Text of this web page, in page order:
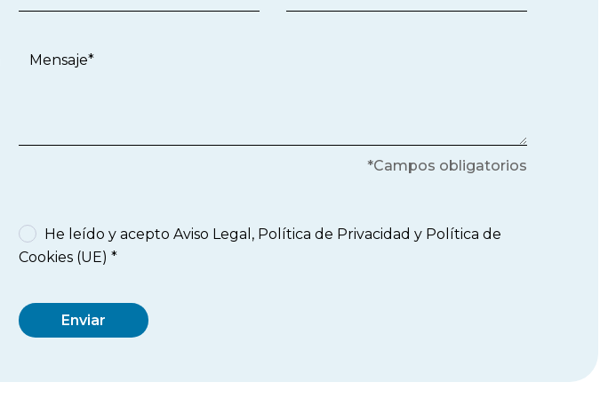
*Campos obligatorios
He leído y acepto Aviso Legal , Política de Privacidad y Política de
Cookies (UE) *
Enviar